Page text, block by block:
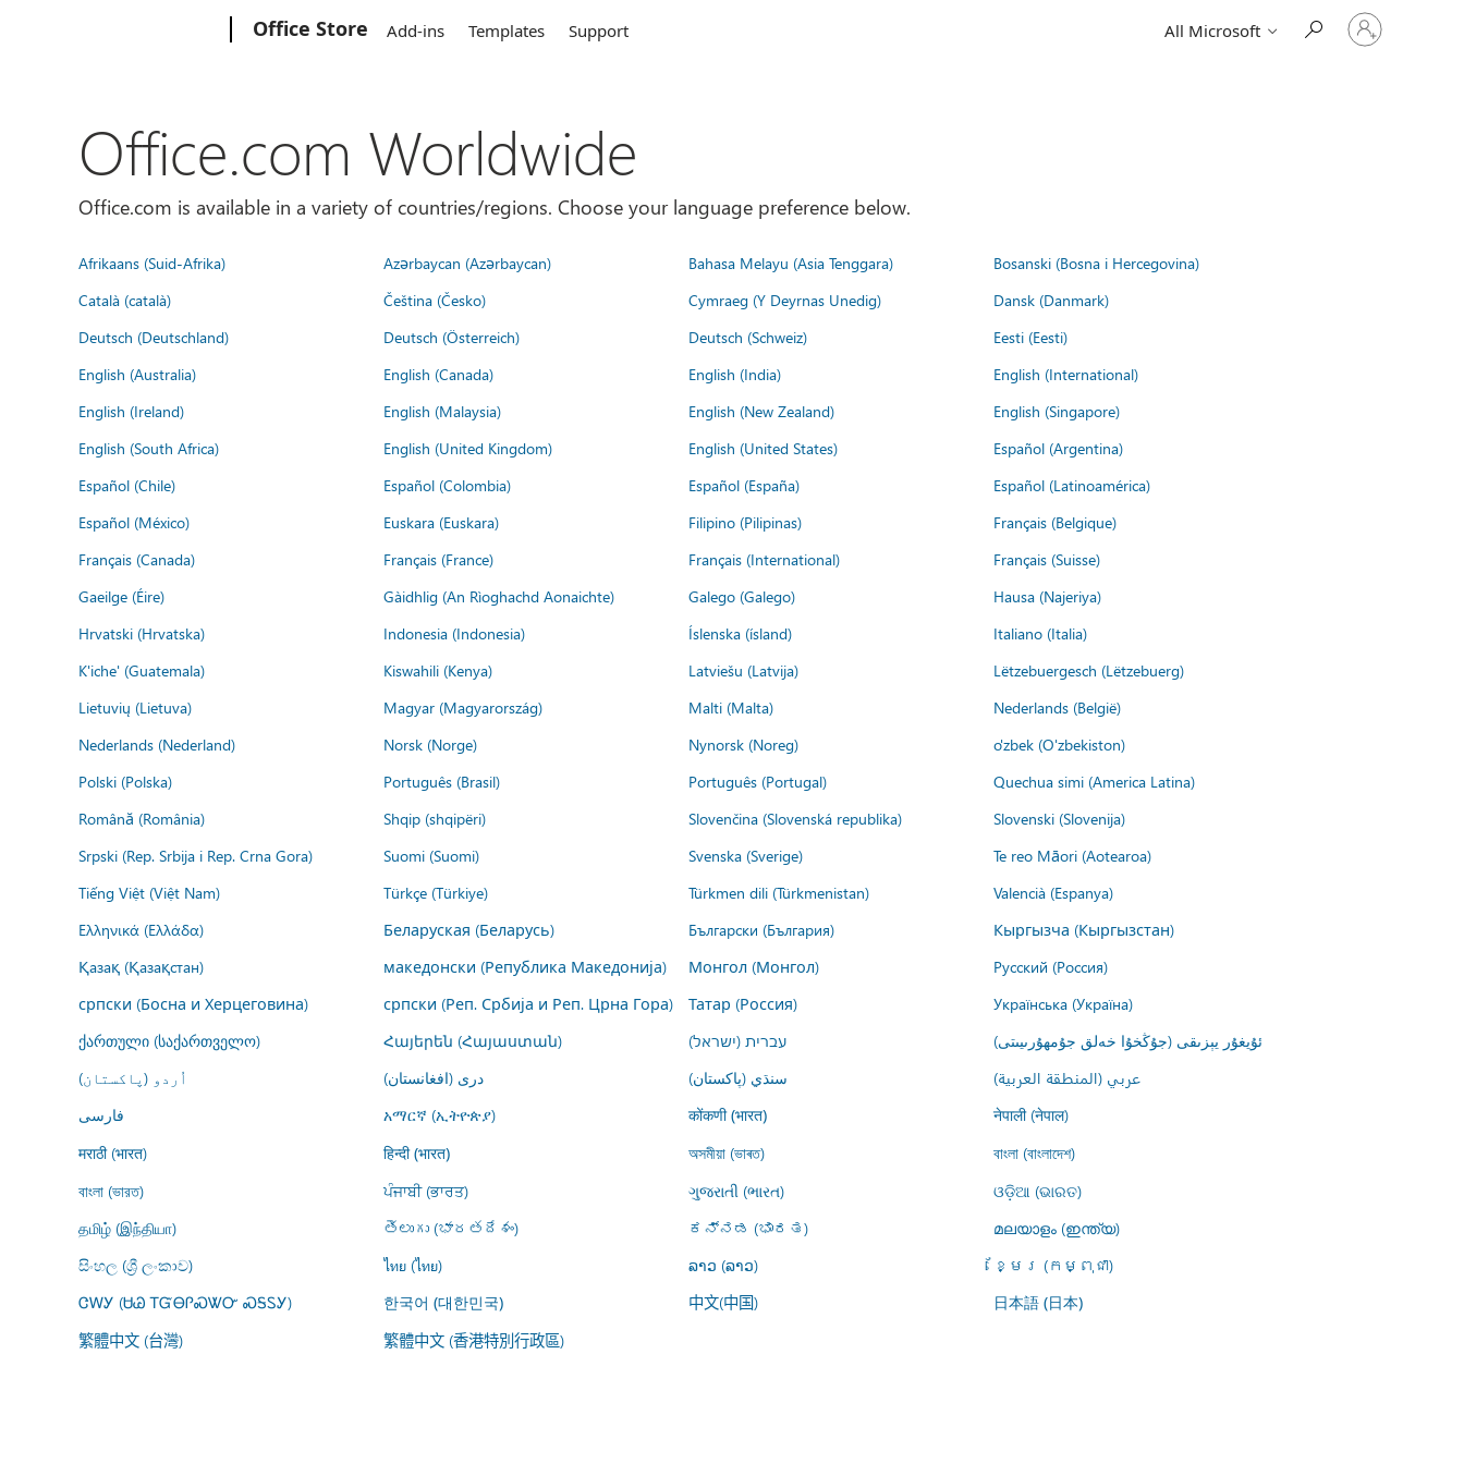
Office Store Add-ins Templates Support All Microsoft
Sign
in
Office.com Worldwide
Office.com is available in a variety of countries/regions. Choose your language preference below.
Afrikaans (Suid-Afrika) Azərbaycan (Azərbaycan) Bahasa Melayu (Asia Tenggara)
Bosanski (Bosna i Hercegovina)
Català (català)
Čeština (Česko) Cymraeg (Y Deyrnas Unedig)
Dansk (Danmark)
Deutsch (Deutschland)
Deutsch (Österreich) Deutsch (Schweiz)
Eesti (Eesti)
English (Australia)
English (Canada) English (India)
English (International)
English (Ireland)
English (Malaysia) English (New Zealand)
English (Singapore)
English (South Africa)
English (United Kingdom) English (United States)
Español (Argentina)
Español (Chile)
Español (Colombia) Español (España)
Español (Latinoamérica)
Español (México)
Euskara (Euskara) Filipino (Pilipinas)
Français (Belgique)
Français (Canada)
Français (France) Français (International)
Français (Suisse)
Gaeilge (Éire)
Gàidhlig (An Rìoghachd Aonaichte) Galego (Galego)
Hausa (Najeriya)
Hrvatski (Hrvatska)
Indonesia (Indonesia) Íslenska (ísland)
Italiano (Italia)
K'iche' (Guatemala)
Kiswahili (Kenya) Latviešu (Latvija)
Lëtzebuergesch (Lëtzebuerg)
Lietuvių (Lietuva)
Magyar (Magyarország) Malti (Malta)
Nederlands (België)
Nederlands (Nederland)
Norsk (Norge) Nynorsk (Noreg)
o'zbek (O'zbekiston)
Polski (Polska)
Português (Brasil) Português (Portugal)
Quechua simi (America Latina)
Română (România)
Shqip (shqipëri) Slovenčina (Slovenská republika)
Slovenski (Slovenija)
Srpski (Rep. Srbija i Rep. Crna Gora)
Suomi (Suomi) Svenska (Sverige)
Te reo Māori (Aotearoa)
Tiếng Việt (Việt Nam)
Türkçe (Türkiye) Türkmen dili (Türkmenistan)
Valencià (Espanya)
Ελληνικά (Ελλάδα)
Беларуская (Беларусь) Български (България)
Кыргызча (Кыргызстан)
Қазақ (Қазақстан)
македонски (Република Македонија) Монгол (Монгол)
Русский (Россия)
српски (Босна и Херцеговина)
српски (Реп. Србија и Реп. Црна Гора) Татар (Россия)
Українська (Україна)
ქართული (საქართველო)
Հայերեն (Հայաստան) עברית (ישראל)
ئۇيغۇر يېزىقى (جۇڭخۇا خەلق جۇمھۇرىيىتى)
اُردو (پاکستان)
درى (افغانستان) سنڌي (پاکستان)
عربي (المنطقة العربية)
فارسى
አማርኛ (ኢትዮጵያ) कोंकणी (भारत)
नेपाली (नेपाल)
मराठी (भारत)
हिन्दी (भारत) অসমীয়া (ভাৰত)
বাংলা (বাংলাদেশ)
বাংলা (ভারত)
ਪੰਜਾਬੀ (ਭਾਰਤ) ગુજરાતી (ભારત)
ଓଡ଼ିଆ (ଭାରତ)
தமிழ் (இந்தியா)
తెలుగు (భారతదేశం) ಕನ್ನಡ (ಭಾರತ)
മലയാളം (ഇന്ത്യ)
සිංහල (ශ්‍රී ලංකාව)
ไทย (ไทย) ລາວ (ລາວ)
ខ្មែរ (កម្ពុជា)
ᏣᎳᎩ (ᏌᏊ ᎢᏳᎾᎵᏍᏔᏅ ᏍᎦᏚᎩ)
한국어 (대한민국) 中文(中国) 日本語 (日本)
繁體中文 (台灣) 繁體中文 (香港特別行政區)